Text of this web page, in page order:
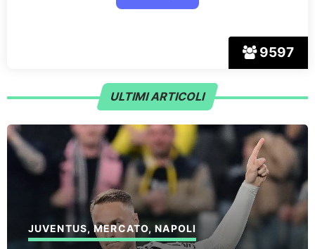
9597
ULTIMI ARTICOLI
JUVENTUS,MERCATO,NAPOLI